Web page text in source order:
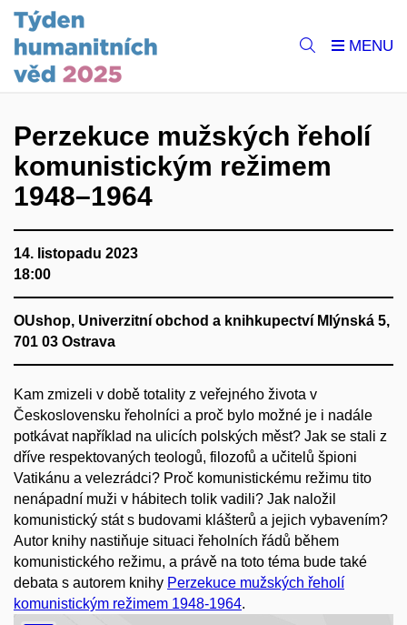
Perzekuce mužských řeholí
komunistickým režimem
1948–1964
14. listopadu 2023
18:00
OUshop, Univerzitní obchod a knihkupectví Mlýnská 5,
701 03 Ostrava
Kam zmizeli v době totality z veřejného života v
Československu řeholníci a proč bylo možné je i nadále
potkávat například na ulicích polských měst? Jak se stali z
dříve respektovaných teologů, filozofů a učitelů špioni
Vatikánu a velezrádci? Proč komunistickému režimu tito
nenápadní muži v hábitech tolik vadili? Jak naložil
komunistický stát s budovami klášterů a jejich vybavením?
Autor knihy nastiňuje situaci řeholních řádů během
komunistického režimu, a právě na toto téma bude také
debata s autorem knihy Perzekuce mužských řeholí
komunistickým režimem 1948-1964.